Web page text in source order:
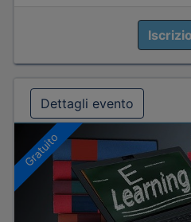
Dettagli evento
Gratuito